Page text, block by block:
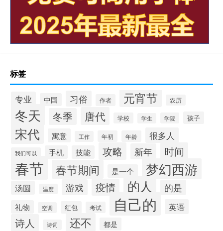
标签
专业 中国 习俗 作者 元宵节 农历
冬天 冬季 唐代 学校 学生 学院 孩子
宋代 寓意 工作 年初 年龄 很多人
我们可以 手机 技能 攻略 新年 时间
春节 春节期间 是一个 梦幻西游
汤圆 温度 游戏 疫情 的人 的是
礼物 空调 红包 考试 自己的 英语
诗人 诗词 还不 都是